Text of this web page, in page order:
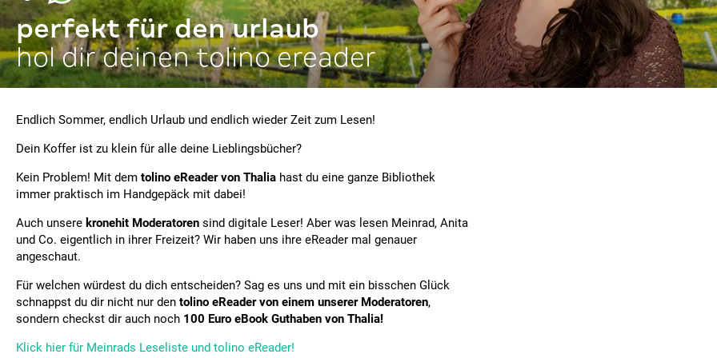
perfekt für den urlaub
hol dir deinen tolino ereader
Endlich Sommer, endlich Urlaub und endlich wieder Zeit zum Lesen!
Dein Koffer ist zu klein für alle deine Lieblingsbücher?
Kein Problem! Mit dem tolino eReader von Thalia hast du eine ganze Bibliothek
immer praktisch im Handgepäck mit dabei!
Auch unsere kronehit Moderatoren sind digitale Leser! Aber was lesen Meinrad, Anita
und Co. eigentlich in ihrer Freizeit? Wir haben uns ihre eReader mal genauer
angeschaut.
Für welchen würdest du dich entscheiden? Sag es uns und mit ein bisschen Glück
schnappst du dir nicht nur den tolino eReader von einem unserer Moderatoren,
sondern checkst dir auch noch 100 Euro eBook Guthaben von Thalia!
Klick hier für Meinrads Leseliste und tolino eReader!